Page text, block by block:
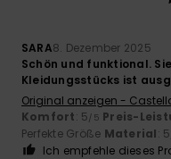
SARA8. Dezember 2025
Schön und funktional.
Kleidungsstücks ist
Original anzeigen -
Komfort: 5/5 Preis-
Perfekte Größe Material: 5
Ich empfehle dieses